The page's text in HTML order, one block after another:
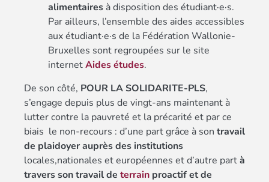
alimentaires à disposition des étudiant·e·s.
Par ailleurs, l’ensemble des aides accessibles
aux étudiant·e·s de la Fédération Wallonie-
Bruxelles sont regroupées sur le site
internetAides études.
De son côté, POUR LA SOLIDARITE-PLS,
s’engage depuis plus de vingt-ans maintenant à
lutter contre la pauvreté et la précarité et par ce
biais le non-recours : d’une part grâce à son travail
de plaidoyerauprès des institutions
locales,nationales et européennes et d’autre partà
travers son travail de terrain proactif et de